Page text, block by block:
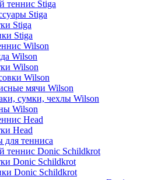
теннис Stiga
Stiga
Stiga
Stiga
Wilson
Wilson
Wilson
Wilson
мячи Wilson
сумки, чехлы Wilson
Wilson
Head
Head
для тенниса
теннис Donic Schildkrot
Donic Schildkrot
Donic Schildkrot